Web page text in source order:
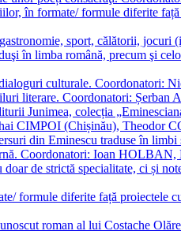
în formate/ formule diferite
gastronomie, sport, călătorii,
în limba română, precum şi
culturale.
literare. Coordonatori:
Junimea, colecția
CIMPOI (Chișinău),
din Eminescu traduse în
Coordonatori: Ioan
de strictă specialitate, ci și
formule diferite față
roman al lui Costache